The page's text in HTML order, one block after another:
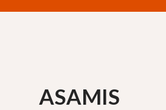
ASAMIS